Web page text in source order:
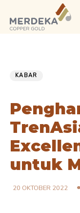
links
primary
KABAR
untuk
20 OKTOBER 2022